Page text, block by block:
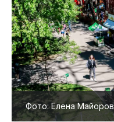
Фото: Елена